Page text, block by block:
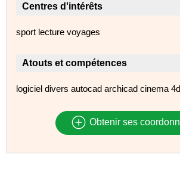
Centres d'intérêts
sport lecture voyages
Atouts et compétences
logiciel divers autocad archicad cinema 4d
Obtenir ses